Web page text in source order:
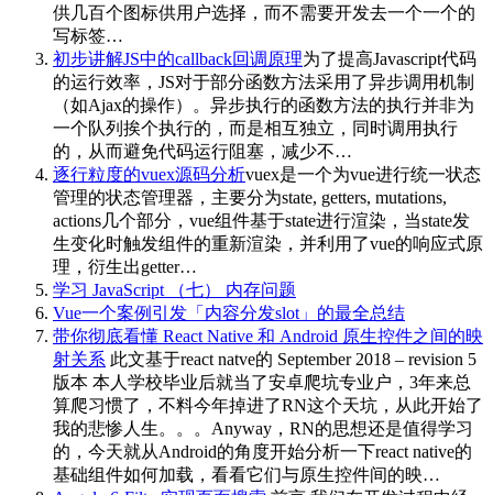
供几百个图标供用户选择，而不需要开发去一个一个的
写标签…
初步讲解JS中的callback回调原理为了提高Javascript代码
的运行效率，JS对于部分函数方法采用了异步调用机制
（如Ajax的操作）。异步执行的函数方法的执行并非为
一个队列挨个执行的，而是相互独立，同时调用执行
的，从而避免代码运行阻塞，减少不…
逐行粒度的vuex源码分析vuex是一个为vue进行统一状态
管理的状态管理器，主要分为state, getters, mutations,
actions几个部分，vue组件基于state进行渲染，当state发
生变化时触发组件的重新渲染，并利用了vue的响应式原
理，衍生出getter…
学习 JavaScript （七） 内存问题
Vue一个案例引发「内容分发slot」的最全总结
带你彻底看懂 React Native 和 Android 原生控件之间的映
射关系 此文基于react natve的 September 2018 – revision 5
版本 本人学校毕业后就当了安卓爬坑专业户，3年来总
算爬习惯了，不料今年掉进了RN这个天坑，从此开始了
我的悲惨人生。。。Anyway，RN的思想还是值得学习
的，今天就从Android的角度开始分析一下react native的
基础组件如何加载，看看它们与原生控件间的映…